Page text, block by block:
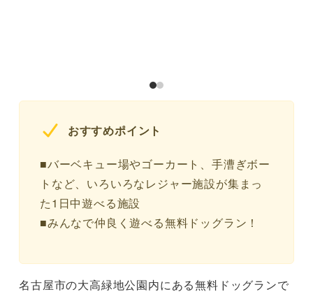
おすすめポイント
■バーベキュー場やゴーカート、手漕ぎボー
トなど、いろいろなレジャー施設が集まっ
た1日中遊べる施設
■みんなで仲良く遊べる無料ドッグラン！
名古屋市の大高緑地公園内にある無料ドッグランで